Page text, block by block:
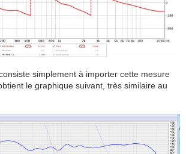
simplement à importer cette mesure
obtient le graphique suivant, très similaire au